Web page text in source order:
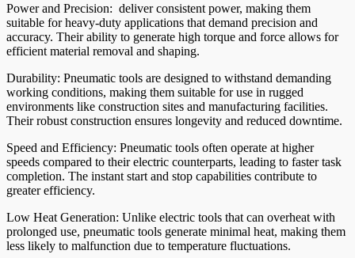
Power and Precision: deliver consistent power, making them
suitable for heavy-duty applications that demand precision and
accuracy. Their ability to generate high torque and force allows for
efficient material removal and shaping.
Durability: Pneumatic tools are designed to withstand demanding
working conditions, making them suitable for use in rugged
environments like construction sites and manufacturing facilities.
Their robust construction ensures longevity and reduced downtime.
Speed and Efficiency: Pneumatic tools often operate at higher
speeds compared to their electric counterparts, leading to faster task
completion. The instant start and stop capabilities contribute to
greater efficiency.
Low Heat Generation: Unlike electric tools that can overheat with
prolonged use, pneumatic tools generate minimal heat, making them
less likely to malfunction due to temperature fluctuations.